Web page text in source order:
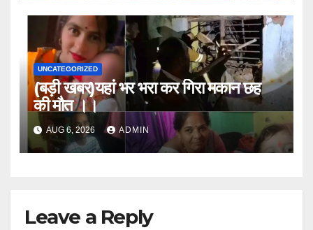
UNCATEGORIZED
(बड़ी खबर)यहां भर भरा कर गिरा मकान छह
की मौत ।।
AUG 6, 2026 ADMIN
Leave a Reply